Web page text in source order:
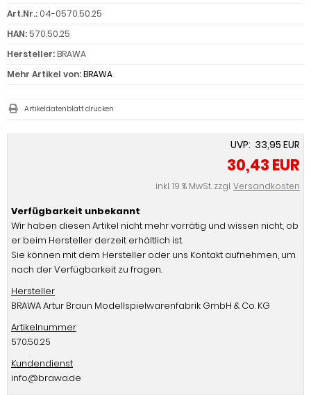
UVP: 33,95 EUR
30,43 EUR
inkl. 19 % MwSt. zzgl.Versandkosten
Verfügbarkeit unbekannt
Wir haben diesen Artikel nicht mehr vorrätig und wissen nicht, ob
er beim Hersteller derzeit erhältlich ist.
Sie können mit dem Hersteller oder uns Kontakt aufnehmen, um
nach der Verfügbarkeit zu fragen.
Hersteller
BRAWA Artur Braun Modellspielwarenfabrik GmbH & Co. KG
Artikelnummer
570.50.25
Kundendienst
info@brawa.de
Art.Nr.: 04-0570.50.25
HAN:570.50.25
Hersteller:BRAWA
Mehr Artikel von:BRAWA
Artikeldatenblatt drucken